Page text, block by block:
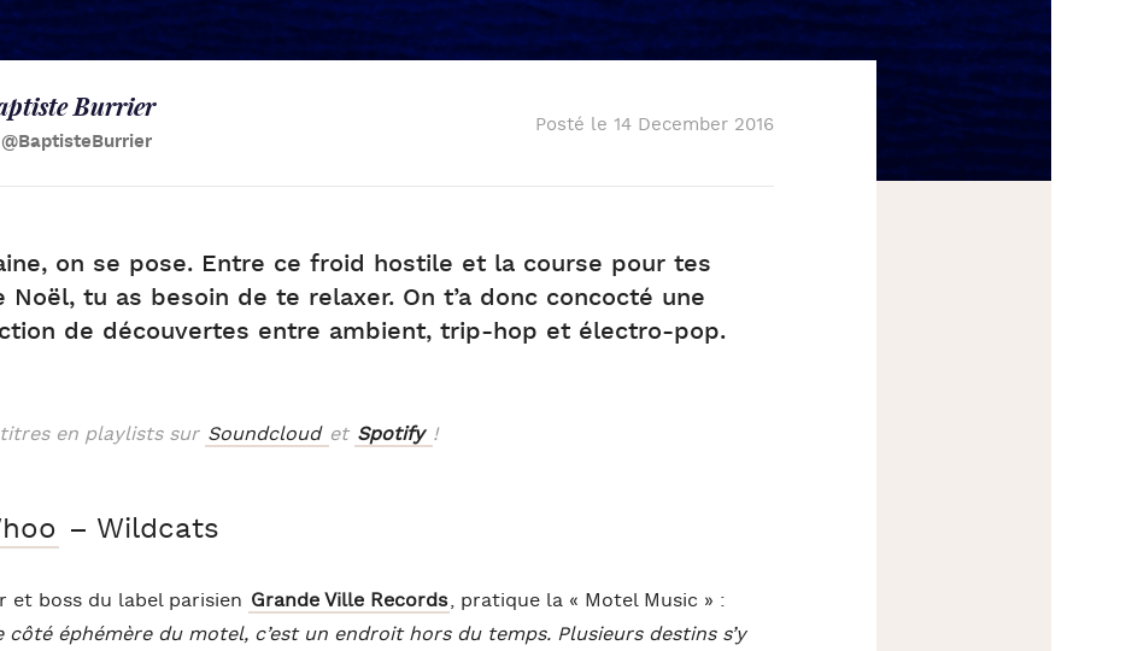
Partager
Burrier
@BaptisteBurrier
Posté le 14 December 2016
on se pose. Entre ce froid hostile et la course pour tes
Noël, tu as besoin de te relaxer. On t’a donc concocté une
de découvertes entre ambient, trip-hop et électro-pop.
en playlists sur Soundcloud et Spotify !
– Wildcats
et boss du label parisien Grande Ville Records, pratique la « Motel Music » :
côté éphémère du motel, c’est un endroit hors du temps. Plusieurs destins s’y